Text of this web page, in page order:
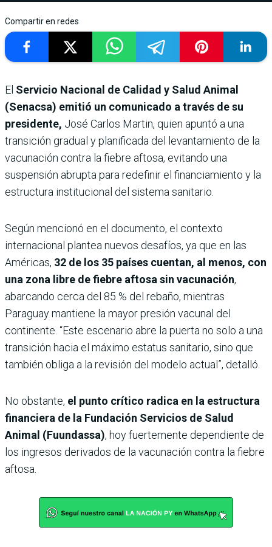
Compartir en redes
El Servicio Nacional de Calidad y Salud Animal
(Senacsa) emitió un comunicado a través de su
presidente, José Carlos Martin, quien apuntó a una
transición gradual y planificada del levantamiento de la
vacunación contra la fiebre aftosa, evitando una
suspensión abrupta para redefinir el financiamiento y la
estructura institucional del sistema sanitario.
Según mencionó en el documento, el contexto
internacional plantea nuevos desafíos, ya que en las
Américas, 32 de los 35 países cuentan, al menos, con
una zona libre de fiebre aftosa sin vacunación,
abarcando cerca del 85 % del rebaño, mientras
Paraguay mantiene la mayor presión vacunal del
continente. “Este escenario abre la puerta no solo a una
transición hacia el máximo estatus sanitario, sino que
también obliga a la revisión del modelo actual”, detalló.
No obstante, el punto crítico radica en la estructura
financiera de la Fundación Servicios de Salud
Animal (Fuundassa), hoy fuertemente dependiente de
los ingresos derivados de la vacunación contra la fiebre
aftosa.